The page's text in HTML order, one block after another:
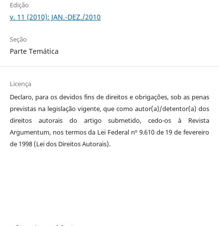
Edição
v. 11 (2010): JAN.-DEZ./2010
Seção
Parte Temática
Licença
Declaro, para os devidos fins de direitos e obrigações, sob as penas
previstas na legislação vigente, que como autor(a)/detentor(a) dos
direitos autorais do artigo submetido, cedo-os à Revista
Argumentum, nos termos da Lei Federal nº 9.610 de 19 de fevereiro
de 1998 (Lei dos Direitos Autorais).